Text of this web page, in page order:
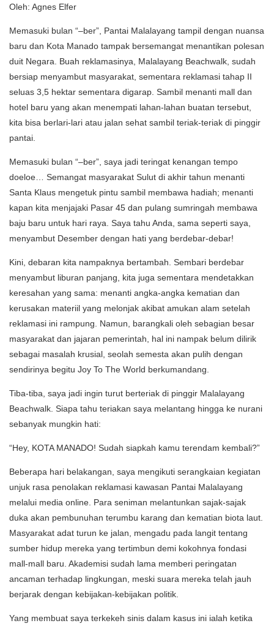
Oleh: Agnes Elfer
Memasuki bulan “–ber”, Pantai Malalayang tampil dengan nuansa
baru dan Kota Manado tampak bersemangat menantikan polesan
duit Negara. Buah reklamasinya, Malalayang Beachwalk, sudah
bersiap menyambut masyarakat, sementara reklamasi tahap II
seluas 3,5 hektar sementara digarap. Sambil menanti mall dan
hotel baru yang akan menempati lahan-lahan buatan tersebut,
kita bisa berlari-lari atau jalan sehat sambil teriak-teriak di pinggir
pantai.
Memasuki bulan “–ber”, saya jadi teringat kenangan tempo
doeloe… Semangat masyarakat Sulut di akhir tahun menanti
Santa Klaus mengetuk pintu sambil membawa hadiah; menanti
kapan kita menjajaki Pasar 45 dan pulang sumringah membawa
baju baru untuk hari raya. Saya tahu Anda, sama seperti saya,
menyambut Desember dengan hati yang berdebar-debar!
Kini, debaran kita nampaknya bertambah. Sembari berdebar
menyambut liburan panjang, kita juga sementara mendetakkan
keresahan yang sama: menanti angka-angka kematian dan
kerusakan materiil yang melonjak akibat amukan alam setelah
reklamasi ini rampung. Namun, barangkali oleh sebagian besar
masyarakat dan jajaran pemerintah, hal ini nampak belum dilirik
sebagai masalah krusial, seolah semesta akan pulih dengan
sendirinya begitu Joy To The World berkumandang.
Tiba-tiba, saya jadi ingin turut berteriak di pinggir Malalayang
Beachwalk. Siapa tahu teriakan saya melantang hingga ke nurani
sebanyak mungkin hati:
“Hey, KOTA MANADO! Sudah siapkah kamu terendam kembali?”
Beberapa hari belakangan, saya mengikuti serangkaian kegiatan
unjuk rasa penolakan reklamasi kawasan Pantai Malalayang
melalui media online. Para seniman melantunkan sajak-sajak
duka akan pembunuhan terumbu karang dan kematian biota laut.
Masyarakat adat turun ke jalan, mengadu pada langit tentang
sumber hidup mereka yang tertimbun demi kokohnya fondasi
mall-mall baru. Akademisi sudah lama memberi peringatan
ancaman terhadap lingkungan, meski suara mereka telah jauh
berjarak dengan kebijakan-kebijakan politik.
Yang membuat saya terkekeh sinis dalam kasus ini ialah ketika